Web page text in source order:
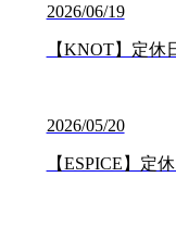
2026/06/19
【KNOT】定休
2026/05/20
【ESPICE】定